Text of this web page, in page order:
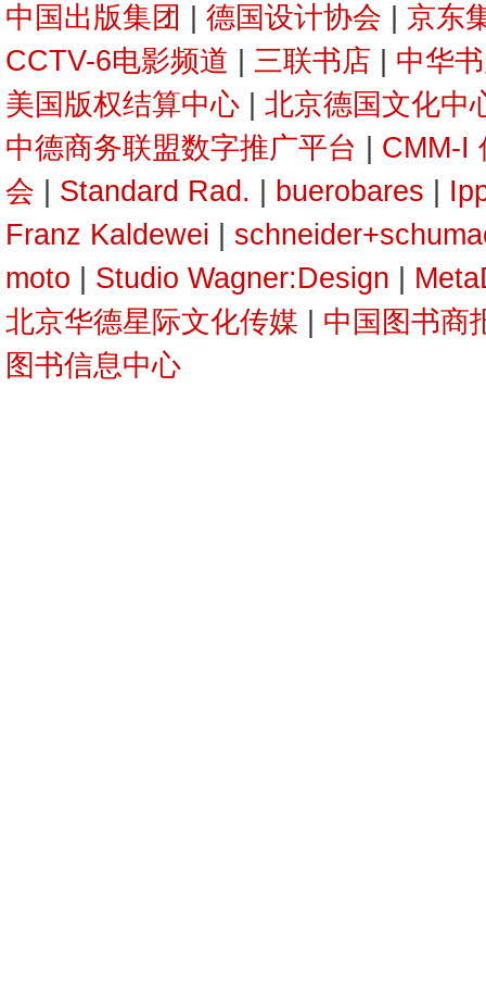
中国出版集团
德国设计协会
京东
CCTV-6电影频道
三联书店
中华
美国版权结算中心
北京德国文化中
中德商务联盟数字推广平台
CMM-I
会
Standard Rad. buerobares
Franz Kaldewei
moto
Studio Wagner:Design
北京华德星际文化传媒
中国图书商
图书信息中心